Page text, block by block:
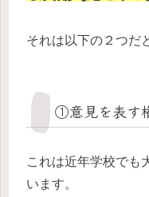
それは以下の２つだ
①意見を表す
これは近年学校でも
います。